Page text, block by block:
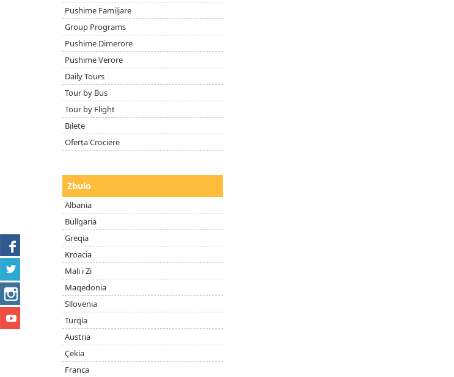
Pushime Familjare
Group Programs
Pushime Dimerore
Pushime Verore
Daily Tours
Tour by Bus
Tour by Flight
Bilete
Oferta Crociere
Zbulo
Albania
Bullgaria
Greqia
Kroacia
Mali i Zi
Maqedonia
Sllovenia
Turqia
Austria
Çekia
Franca